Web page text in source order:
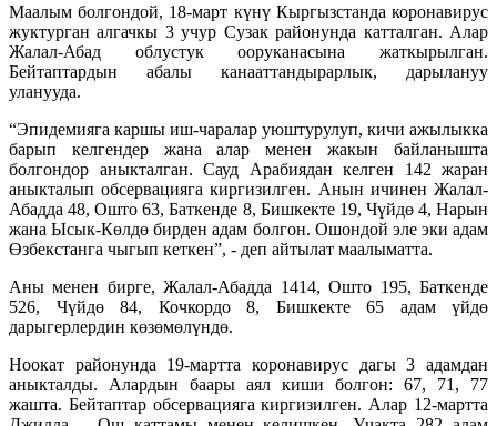
Маалым болгондой, 18-март күнү Кыргызстанда коронавирус
жуктурган алгачкы 3 учур Сузак районунда катталган. Алар
Жалал-Абад облустук ооруканасына жаткырылган.
Бейтаптардын абалы канааттандырарлык, дарылануу
уланууда.
“Эпидемияга каршы иш-чаралар уюштурулуп, кичи ажылыкка
барып келгендер жана алар менен жакын байланышта
болгондор аныкталган. Сауд Арабиядан келген 142 жаран
аныкталып обсервацияга киргизилген. Анын ичинен Жалал-
Абадда 48, Ошто 63, Баткенде 8, Бишкекте 19, Чүйдө 4, Нарын
жана Ысык-Көлдө бирден адам болгон. Ошондой эле эки адам
Өзбекстанга чыгып кеткен”, - деп айтылат маалыматта.
Аны менен бирге, Жалал-Абадда 1414, Ошто 195, Баткенде
526, Чүйдө 84, Кочкордо 8, Бишкекте 65 адам үйдө
дарыгерлердин көзөмөлүндө.
Ноокат районунда 19-мартта коронавирус дагы 3 адамдан
аныкталды. Алардын баары аял киши болгон: 67, 71, 77
жашта. Бейтаптар обсервацияга киргизилген. Алар 12-мартта